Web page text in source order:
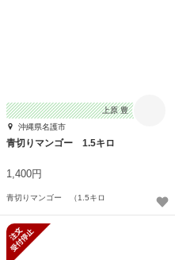
上原 豊
沖縄県名護市
青切りマンゴー 1.5キロ
1,400円
青切りマンゴー （1.5キロ